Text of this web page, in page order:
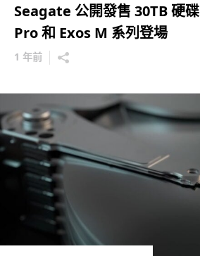
Seagate 公開發售 30TB 硬
Pro 和 Exos M 系列登場
1 年前